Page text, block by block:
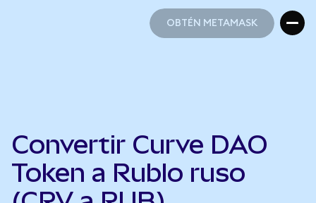
OBTÉN METAMASK
Convertir Curve DAO
Token a Rublo ruso